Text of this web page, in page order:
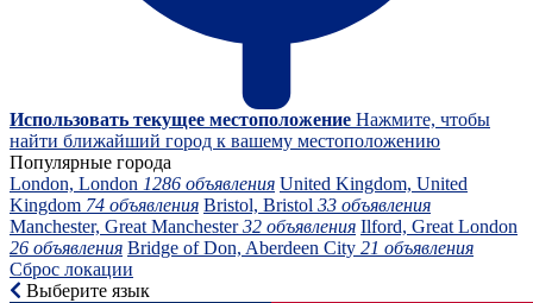
Использовать текущее местоположение Нажмите, чтобы
найти ближайший город к вашему местоположению
Популярные города
London, London 1286 объявления United Kingdom, United
Kingdom 74 объявления Bristol, Bristol 33 объявления
Manchester, Great Manchester32 объявления Ilford, Great London
26 объявления Bridge of Don, Aberdeen City 21 объявления
Сброс локации
Выберите язык